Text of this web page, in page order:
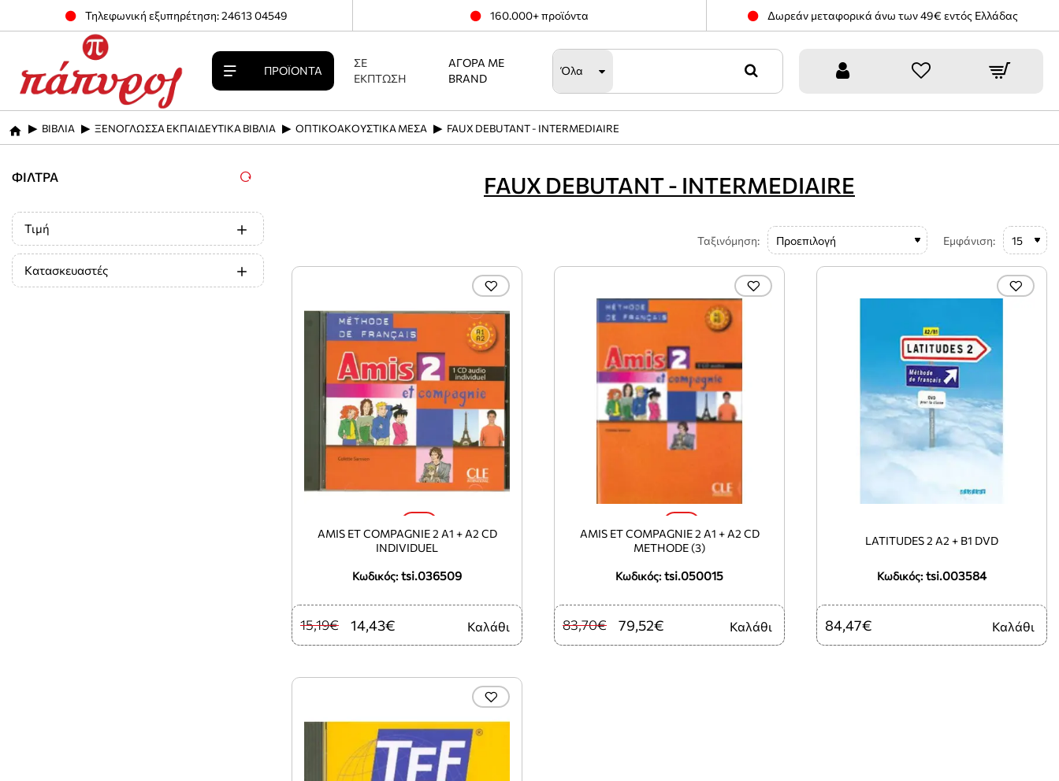
Τηλεφωνική εξυπηρέτηση: 24613 04549 160.000+ προϊόντα Δωρεάν μεταφορικά άνω των 49€ εντός Ελλάδας
ΠΡΟΪΌΝΤΑ
ΣΕ
ΈΚΠΤΩΣΗ
ΑΓΟΡΆ ΜΕ
BRAND
Όλα
home
ΒΙΒΛΙΑ ΞΕΝΟΓΛΩΣΣΑ ΕΚΠΑΙΔΕΥΤΙΚΑ ΒΙΒΛΙΑ ΟΠΤΙΚΟΑΚΟΥΣΤΙΚΑ ΜΕΣΑ FAUX DEBUTANT - INTERMEDIAIRE
ΦΊΛΤΡΑ
Τιμή
Κατασκευαστές
FAUX DEBUTANT - INTERMEDIAIRE
Ταξινόμηση: Εμφάνιση:
Κωδικός: tsi.036509
AMIS ET COMPAGNIE 2 A1 + A2 CD
INDIVIDUEL
14,43€
15,19€ Καλάθι
Κωδικός: tsi.050015
AMIS ET COMPAGNIE 2 A1 + A2 CD
METHODE (3)
79,52€
83,70€ Καλάθι
Κωδικός: tsi.003584
LATITUDES 2 A2 + B1 DVD
84,47€ Καλάθι